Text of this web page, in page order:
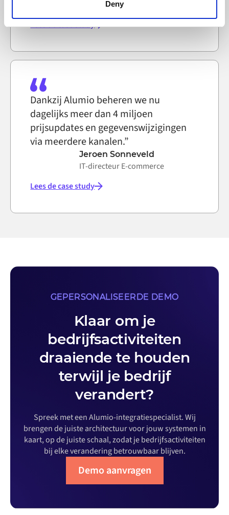
functioning of the website, however. We also use third-
party ad networks for advertising certain Alumio services
on the internet
Deny
Lees de case study
Dankzij Alumio beheren we nu
dagelijks meer dan 4 miljoen
prijsupdates en gegevenswijzigingen
via meerdere kanalen.”
Jeroen Sonneveld
IT-directeur E-commerce
Lees de case study
GEPERSONALISEERDE DEMO
Klaar om je
bedrijfsactiviteiten
draaiende te houden
terwijl je bedrijf
verandert?
Spreek met een Alumio-integratiespecialist. Wij
brengen de juiste architectuur voor jouw systemen in
kaart, op de juiste schaal, zodat je bedrijfsactiviteiten
bij elke verandering betrouwbaar blijven.
Demo aanvragen